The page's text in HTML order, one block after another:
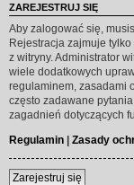
ZAREJESTRUJ SIĘ
Aby zalogować się,
Rejestracja zajmuje
z witryny. Administrator
wiele dodatkowych
regulaminem, zasadami
często zadawane
zagadnień dotyczących
Regulamin | Zasady
Zarejestruj się